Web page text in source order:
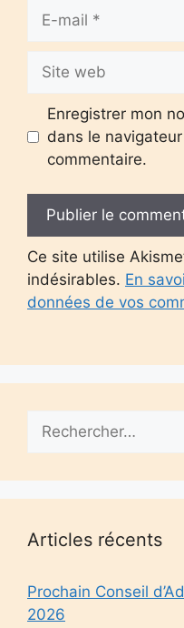
mail
web
Enregistrer mon
dans le
commentaire.
Ce site utilise
indésirables. En
données de vos
Articles récents
Prochain Conseil
2026